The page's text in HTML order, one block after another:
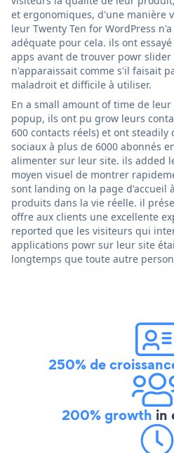
et ergonomiques, d'une manière
leur Twenty Ten for WordPress
adéquate pour cela. ils ont
apps avant de trouver powr
n'apparaissait comme s'il faisait
maladroit et difficile à utiliser.
En a small amount of time de
popup, ils ont pu grow leurs
600 contacts réels) et ont steadily
sociaux à plus de 6000 abonnés
alimenter sur leur site. ils added
moyen visuel de montrer
sont landing on la page d'accueil
produits dans la vie réelle. il
offre aux clients une excellente
reported que les visiteurs qui
applications powr sur leur site
longtemps que toute autre
250% de
200% growth in